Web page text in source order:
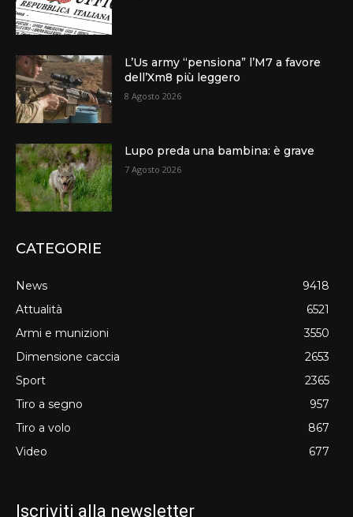
L’Us army “pensiona” l’M7 a favore
dell’Xm8 più leggero
8 Agosto 2026
Lupo preda una bambina: è grave
7 Agosto 2026
CATEGORIE
News
9418
Attualità
6521
Armi e munizioni
3550
Dimensione caccia
2653
Sport
2365
Tiro a segno
957
Tiro a volo
867
Video
677
Iscriviti alla newsletter